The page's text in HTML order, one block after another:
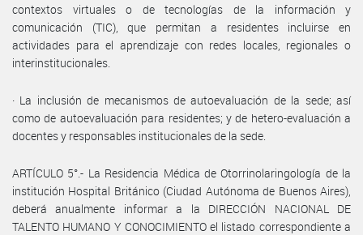
contextos virtuales o de tecnologías de la información y
comunicación (TIC), que permitan a residentes incluirse en
actividades para el aprendizaje con redes locales, regionales o
interinstitucionales.
· La inclusión de mecanismos de autoevaluación de la sede; así
como de autoevaluación para residentes; y de hetero-evaluación a
docentes y responsables institucionales de la sede.
ARTÍCULO 5°.- La Residencia Médica de Otorrinolaringología de la
institución Hospital Británico (Ciudad Autónoma de Buenos Aires),
deberá anualmente informar a la DIRECCIÓN NACIONAL DE
TALENTO HUMANO Y CONOCIMIENTO el listado correspondiente a